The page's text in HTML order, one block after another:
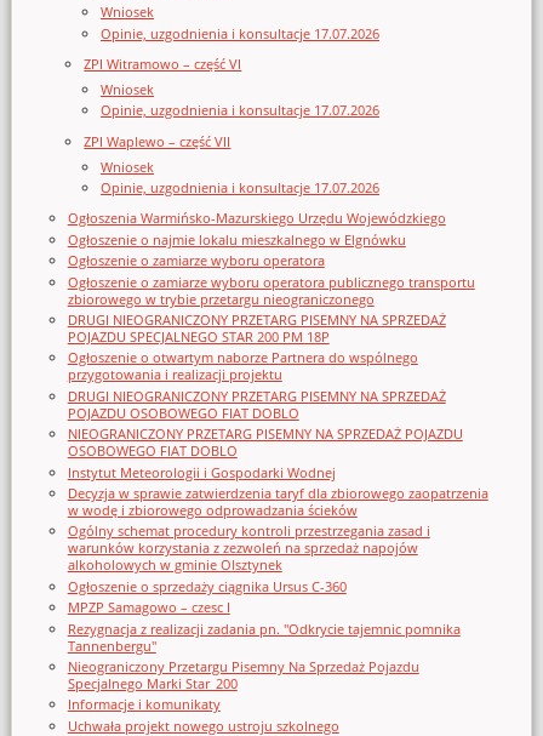
Wniosek
Opinie, uzgodnienia i konsultacje 17.07.2026
ZPI Witramowo – część VI
Wniosek
Opinie, uzgodnienia i konsultacje 17.07.2026
ZPI Waplewo – część VII
Wniosek
Opinie, uzgodnienia i konsultacje 17.07.2026
Ogłoszenia Warmińsko-Mazurskiego Urzędu Wojewódzkiego
Ogłoszenie o najmie lokalu mieszkalnego w Elgnówku
Ogłoszenie o zamiarze wyboru operatora
Ogłoszenie o zamiarze wyboru operatora publicznego transportu
zbiorowego w trybie przetargu nieograniczonego
DRUGI NIEOGRANICZONY PRZETARG PISEMNY NA SPRZEDAŻ
POJAZDU SPECJALNEGO STAR 200 PM 18P
Ogłoszenie o otwartym naborze Partnera do wspólnego
przygotowania i realizacji projektu
DRUGI NIEOGRANICZONY PRZETARG PISEMNY NA SPRZEDAŻ
POJAZDU OSOBOWEGO FIAT DOBLO
NIEOGRANICZONY PRZETARG PISEMNY NA SPRZEDAŻ POJAZDU
OSOBOWEGO FIAT DOBLO
Instytut Meteorologii i Gospodarki Wodnej
Decyzja w sprawie zatwierdzenia taryf dla zbiorowego zaopatrzenia
w wodę i zbiorowego odprowadzania ścieków
Ogólny schemat procedury kontroli przestrzegania zasad i
warunków korzystania z zezwoleń na sprzedaż napojów
alkoholowych w gminie Olsztynek
Ogłoszenie o sprzedaży ciągnika Ursus C-360
MPZP Samagowo – czesc I
Rezygnacja z realizacji zadania pn. "Odkrycie tajemnic pomnika
Tannenbergu"
Nieograniczony Przetargu Pisemny Na Sprzedaż Pojazdu
Specjalnego Marki Star_200
Informacje i komunikaty
Uchwała projekt nowego ustroju szkolnego